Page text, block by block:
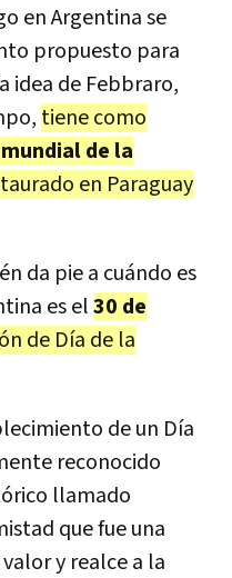
en Argentina se
propuesto para
idea de Febbraro,
tiene como
de la
en Paraguay
da pie a cuándo es
es el30 de
de Día de la
de un Día
reconocido
llamado
que fue una
y realce a la